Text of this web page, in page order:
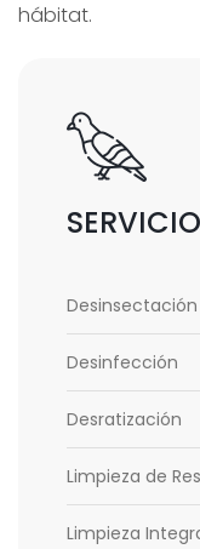
hábitat.
Desinsectación
Desinfección
Desratización
Limpieza de
Limpieza